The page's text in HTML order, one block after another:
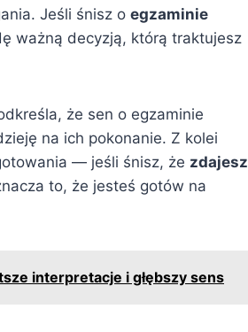
Jeśli śnisz o egzaminie
ważną decyzją, którą traktujesz
że sen o egzaminie
na ich pokonanie. Z kolei
— jeśli śnisz, że zdajesz
to, że jesteś gotów na
interpretacje i głębszy sens